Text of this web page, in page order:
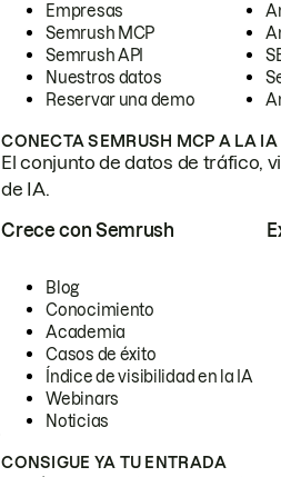
Empresas
Semrush MCP
Semrush API
Nuestros datos
Reservar una demo
CONECTA SEMRUSH MCP A LA IA
El conjunto de datos de tráfico,
de IA.
Crece con Semrush
Blog
Conocimiento
Academia
Casos de éxito
Índice de visibilidad en la IA
Webinars
Noticias
CONSIGUE YA TU ENTRADA